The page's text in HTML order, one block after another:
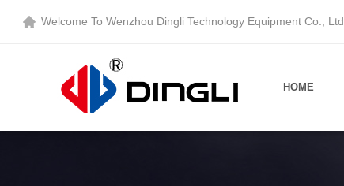
Welcome To Wenzhou Dingli Technology Equipment Co., Ltd
HOME